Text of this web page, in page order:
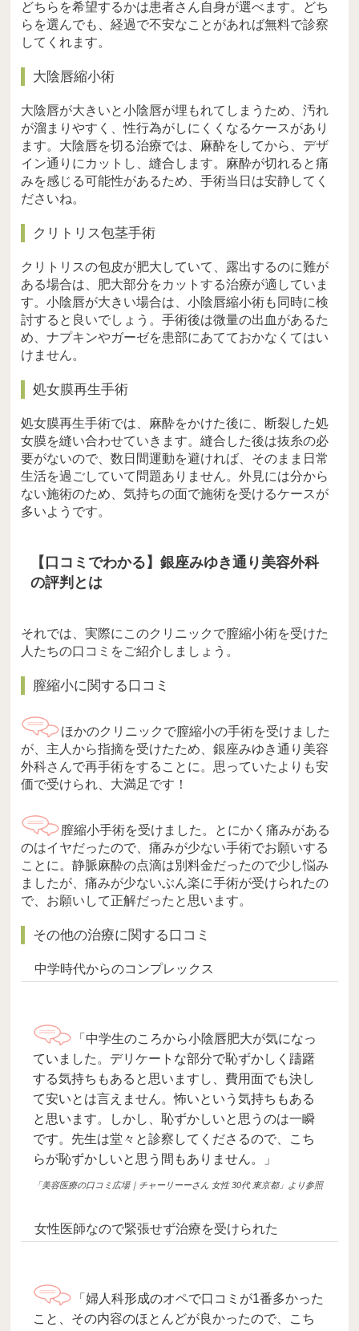
どちらを希望するかは患者さん自身が選べます。どち
らを選んでも、経過で不安なことがあれば無料で診察
してくれます。
大陰唇縮小術
大陰唇が大きいと小陰唇が埋もれてしまうため、汚れ
が溜まりやすく、性行為がしにくくなるケースがあり
ます。大陰唇を切る治療では、麻酔をしてから、デザ
イン通りにカットし、縫合します。麻酔が切れると痛
みを感じる可能性があるため、手術当日は安静してく
ださいね。
クリトリス包茎手術
クリトリスの包皮が肥大していて、露出するのに難が
ある場合は、肥大部分をカットする治療が適していま
す。小陰唇が大きい場合は、小陰唇縮小術も同時に検
討すると良いでしょう。手術後は微量の出血があるた
め、ナプキンやガーゼを患部にあてておかなくてはい
けません。
処女膜再生手術
処女膜再生手術では、麻酔をかけた後に、断裂した処
女膜を縫い合わせていきます。縫合した後は抜糸の必
要がないので、数日間運動を避ければ、そのまま日常
生活を過ごしていて問題ありません。外見には分から
ない施術のため、気持ちの面で施術を受けるケースが
多いようです。
【口コミでわかる】銀座みゆき通り美容外科
の評判とは
それでは、実際にこのクリニックで膣縮小術を受けた
人たちの口コミをご紹介しましょう。
膣縮小に関する口コミ
ほかのクリニックで膣縮小の手術を受けました
が、主人から指摘を受けたため、銀座みゆき通り美容
外科さんで再手術をすることに。思っていたよりも安
価で受けられ、大満足です！
膣縮小手術を受けました。とにかく痛みがある
のはイヤだったので、痛みが少ない手術でお願いする
ことに。静脈麻酔の点滴は別料金だったので少し悩み
ましたが、痛みが少ないぶん楽に手術が受けられたの
で、お願いして正解だったと思います。
その他の治療に関する口コミ
中学時代からのコンプレックス
「中学生のころから小陰唇肥大が気になっ
ていました。デリケートな部分で恥ずかしく躊躇
する気持ちもあると思いますし、費用面でも決し
て安いとは言えません。怖いという気持ちもある
と思います。しかし、恥ずかしいと思うのは一瞬
です。先生は堂々と診察してくださるので、こち
らが恥ずかしいと思う間もありません。」
「美容医療の口コミ広場｜チャーリーーさん 女性 30代 東京都」より参照：
女性医師なので緊張せず治療を受けられた
「婦人科形成のオペで口コミが1番多かった
こと、その内容のほとんどが良かったので、こち